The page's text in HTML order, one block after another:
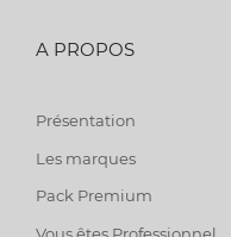
A PROPOS
Présentation
Les marques
Pack Premium